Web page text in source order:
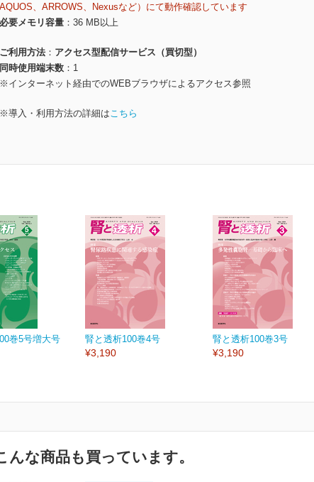
AQUOS、ARROWS、Nexusなど）にて動作確認しています
必要メモリ容量
36 MB以上
ご利用方法
アクセス型配信サービス（買切型）
同時使用端末数
1
※インターネット経由でのWEBブラウザによるアクセス参照
※導入・利用方法の詳細はこちら
巻5号増大号 腎と透析100巻4号
¥3,190
腎と透析100巻3号
¥3,190
な商品も買っています。